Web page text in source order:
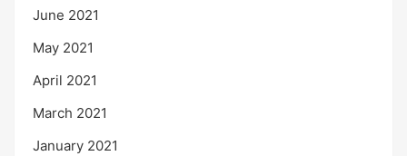
June 2021
May 2021
April 2021
March 2021
January 2021